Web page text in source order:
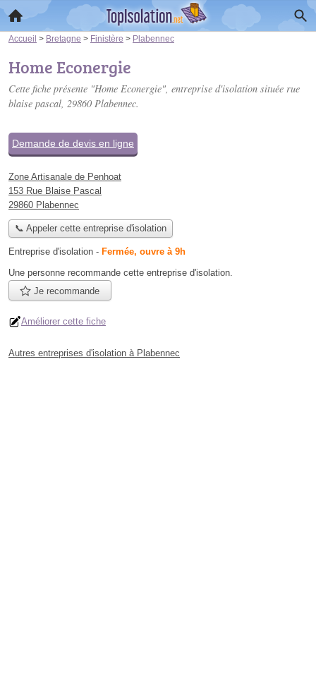
Accueil > Bretagne > Finistère > Plabennec
Home Econergie
Cette fiche présente "Home Econergie", entreprise d'isolation située rue
blaise pascal, 29860 Plabennec.
Demande de devis en ligne
Zone Artisanale de Penhoat
153 Rue Blaise Pascal
29860 Plabennec
📞 Appeler cette entreprise d'isolation
Entreprise d'isolation - Fermée, ouvre à 9h
Une personne recommande cette entreprise d'isolation.
Je recommande
Améliorer cette fiche
Autres entreprises d'isolation à Plabennec